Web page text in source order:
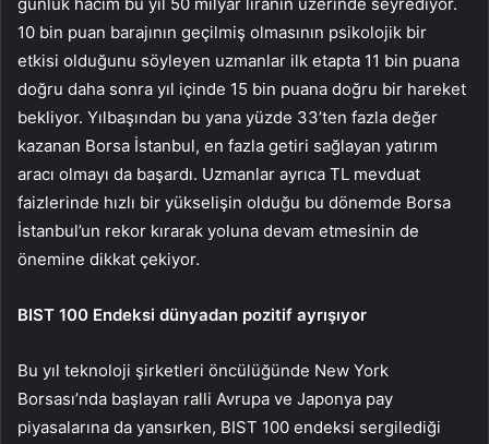
10 bin puan barajının geçilmiş olmasının psikolojik bir
etkisi olduğunu söyleyen uzmanlar ilk etapta 11 bin puana
doğru daha sonra yıl içinde 15 bin puana doğru bir hareket
bekliyor. Yılbaşından bu yana yüzde 33’ten fazla değer
kazanan Borsa İstanbul, en fazla getiri sağlayan yatırım
aracı olmayı da başardı. Uzmanlar ayrıca TL mevduat
faizlerinde hızlı bir yükselişin olduğu bu dönemde Borsa
İstanbul’un rekor kırarak yoluna devam etmesinin de
önemine dikkat çekiyor.
BIST 100 Endeksi dünyadan pozitif ayrışıyor
Bu yıl teknoloji şirketleri öncülüğünde New York
Borsası’nda başlayan ralli Avrupa ve Japonya pay
piyasalarına da yansırken, BIST 100 endeksi sergilediği